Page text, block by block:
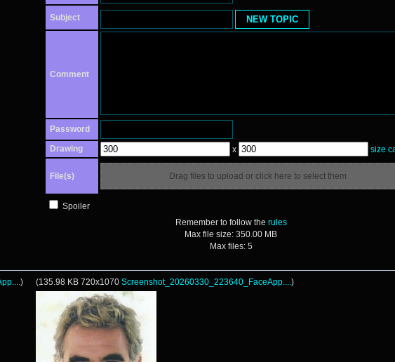
Subject NEW TOPIC
Comment
Password
Drawing
x size
File(s) Drag files to upload or click here to select them
Spoiler
Remember to follow the rules
Max file size: 350.00 MB
Max files: 5
) (135.98 KB 720x1070 Screenshot_20260330_223640_FaceApp....)